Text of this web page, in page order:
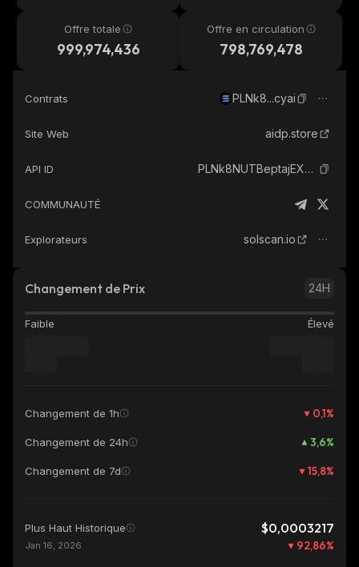
Offre totale
999,974,436
Offre en circulation
798,769,478
Contrats PLNk8...cyai
Site Web aidp.store
API ID PLNk8NUTBeptajEX9GzZrxsYPJ1psnw62dPnWkGcyai_solana
COMMUNAUTÉ
Explorateurs solscan.io
Changement de Prix 24H
Faible Élevé
Changement de 1h 0,1%
Changement de 24h 3,6%
Changement de 7d 15,8%
Plus Haut Historique $0,0003217
Jan 16, 2026 92,86%